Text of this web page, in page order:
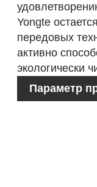
Yongte
передовых
активно
экологически
Параметр